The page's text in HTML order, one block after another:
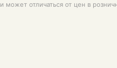
и может отличаться от цен в